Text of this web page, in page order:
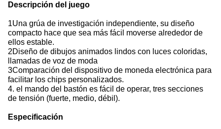
Descripción del juego
1Una grúa de investigación independiente, su diseño
compacto hace que sea más fácil moverse alrededor de
ellos estable.
2Diseño de dibujos animados lindos con luces coloridas,
llamadas de voz de moda
3Comparación del dispositivo de moneda electrónica para
facilitar los chips personalizados.
4. el mando del bastón es fácil de operar, tres secciones
de tensión (fuerte, medio, débil).
Especificación